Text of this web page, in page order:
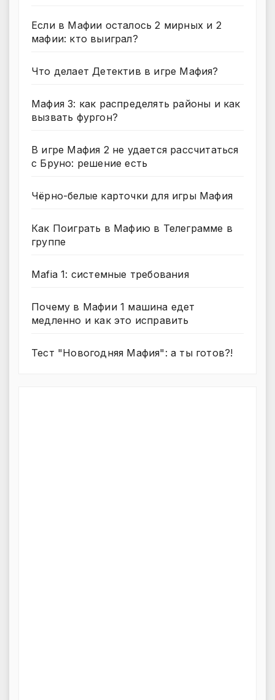
Если в Мафии осталось 2 мирных и 2
мафии: кто выиграл?
Что делает Детектив в игре Мафия?
Мафия 3: как распределять районы и как
вызвать фургон?
В игре Мафия 2 не удается рассчитаться
с Бруно: решение есть
Чёрно-белые карточки для игры Мафия
Как Поиграть в Мафию в Телеграмме в
группе
Mafia 1: системные требования
Почему в Мафии 1 машина едет
медленно и как это исправить
Тест "Новогодняя Мафия": а ты готов?!